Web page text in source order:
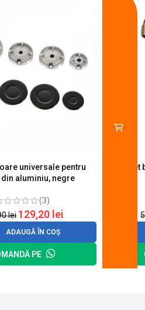
universale pentru
aluminiu, negre
(3)
lei 129,20 lei
ADAUGĂ ÎN COȘ
PE